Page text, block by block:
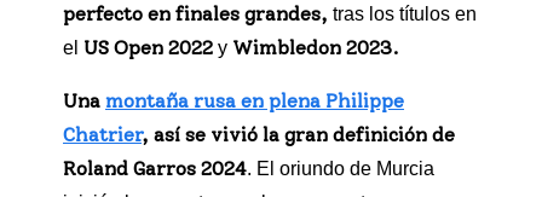
perfecto en finales grandes, tras los títulos en
el US Open 2022 y Wimbledon 2023.
Una montaña rusa en plena Philippe
Chatrier, así se vivió la gran definición de
Roland Garros 2024. El oriundo de Murcia